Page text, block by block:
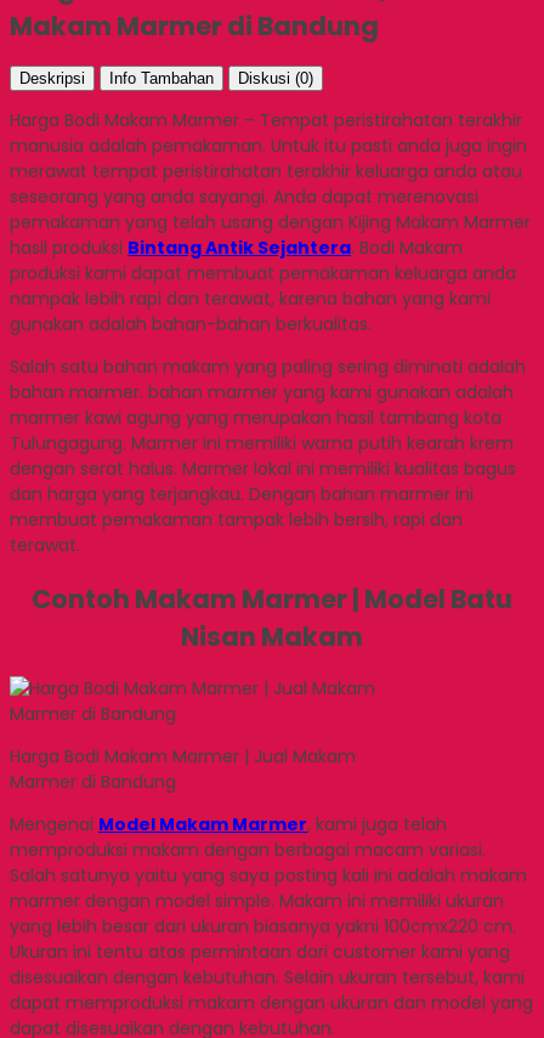
Makam Marmer di Bandung
Deskripsi Info Tambahan Diskusi (0)
Harga Bodi Makam Marmer – Tempat peristirahatan terakhir
manusia adalah pemakaman. Untuk itu pasti anda juga ingin
merawat tempat peristirahatan terakhir keluarga anda atau
seseorang yang anda sayangi. Anda dapat merenovasi
pemakaman yang telah usang dengan Kijing Makam Marmer
hasil produksi Bintang Antik Sejahtera. Bodi Makam
produksi kami dapat membuat pemakaman keluarga anda
nampak lebih rapi dan terawat, karena bahan yang kami
gunakan adalah bahan-bahan berkualitas.
Salah satu bahan makam yang paling sering diminati adalah
bahan marmer. bahan marmer yang kami gunakan adalah
marmer kawi agung yang merupakan hasil tambang kota
Tulungagung. Marmer ini memiliki warna putih kearah krem
dengan serat halus. Marmer lokal ini memiliki kualitas bagus
dan harga yang terjangkau. Dengan bahan marmer ini
membuat pemakaman tampak lebih bersih, rapi dan
terawat.
Contoh Makam Marmer | Model Batu
Nisan Makam
Harga Bodi Makam Marmer | Jual Makam
Marmer di Bandung
Mengenai Model Makam Marmer, kami juga telah
memproduksi makam dengan berbagai macam variasi.
Salah satunya yaitu yang saya posting kali ini adalah makam
marmer dengan model simple. Makam ini memiliki ukuran
yang lebih besar dari ukuran biasanya yakni 100cmx220 cm.
Ukuran ini tentu atas permintaan dari customer kami yang
disesuaikan dengan kebutuhan. Selain ukuran tersebut, kami
dapat memproduksi makam dengan ukuran dan model yang
dapat disesuaikan dengan kebutuhan.